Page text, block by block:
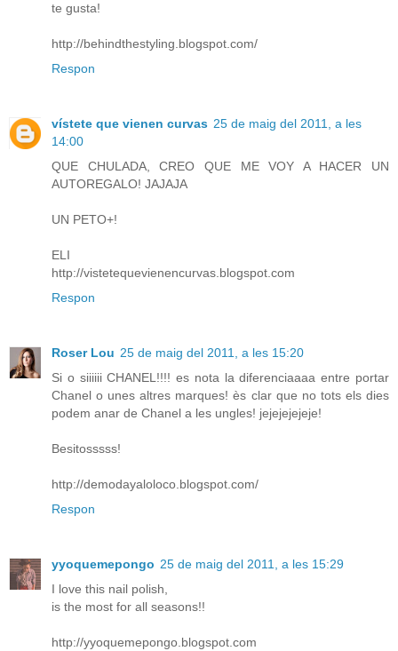
te gusta!
http://behindthestyling.blogspot.com/
Respon
vístete que vienen curvas 25 de maig del 2011, a les
14:00
QUE CHULADA, CREO QUE ME VOY A HACER UN
AUTOREGALO! JAJAJA
UN PETO+!
ELI
http://vistetequevienencurvas.blogspot.com
Respon
Roser Lou 25 de maig del 2011, a les 15:20
Si o siiiiii CHANEL!!!! es nota la diferenciaaaa entre portar
Chanel o unes altres marques! ès clar que no tots els dies
podem anar de Chanel a les ungles! jejejejejeje!
Besitosssss!
http://demodayaloloco.blogspot.com/
Respon
yyoquemepongo 25 de maig del 2011, a les 15:29
I love this nail polish,
is the most for all seasons!!
http://yyoquemepongo.blogspot.com